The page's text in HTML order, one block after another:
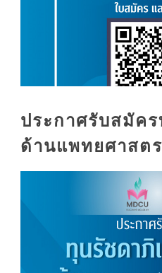
ประกาศรับสมัค
ด้านแพทยศาสต